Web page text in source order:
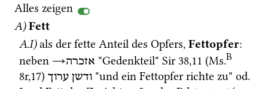
Alles zeigen
A)Fett
A.I)als der fette Anteil des Opfers, Fettopfer:
neben →אזכרה "Gedenkteil" Sir 38,11 (Ms.B
8r,17) ודשן ערוך "und ein Fett­opfer richte zu" od.